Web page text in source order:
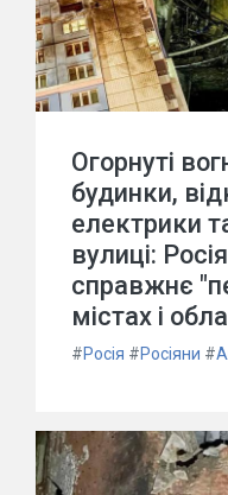
Огорнуті
будинки,
електрики
вулиці:
справжнє
містах і
#Росія #Росіяни #